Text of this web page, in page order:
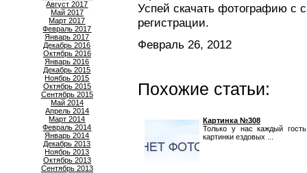
Август 2017
Май 2017
Март 2017
Февраль 2017
Январь 2017
Декабрь 2016
Октябрь 2016
Январь 2016
Декабрь 2015
Ноябрь 2015
Октябрь 2015
Сентябрь 2015
Май 2014
Апрель 2014
Март 2014
Февраль 2014
Январь 2014
Декабрь 2013
Ноябрь 2013
Октябрь 2013
Сентябрь 2013
Успей скачать фотографию с
регистрации.
Февраль 26, 2012
Похожие статьи:
Картинка №308
Только у нас каждый
картинки ездовых ...